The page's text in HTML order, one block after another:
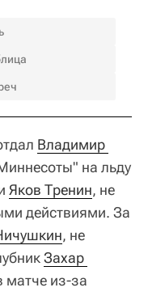
Владимир
на льду
Яков Тренин, не
действиями. За
, не
Захар
матче из-за